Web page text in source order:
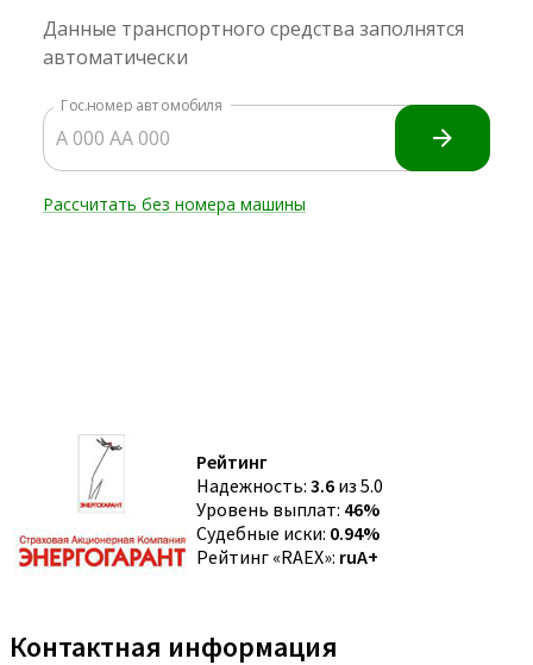
Рейтинг
Надежность: 3.6 из 5.0
Уровень выплат: 46%
Судебные иски: 0.94%
Рейтинг «RAEX»: ruA+
Контактная информация